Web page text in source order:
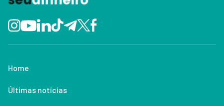
Home
Últimas notícias